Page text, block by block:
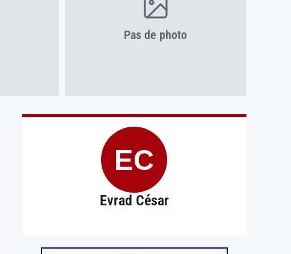
Pas de photo
EC
Evrad César